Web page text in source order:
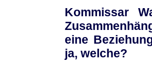
Kommissar
eine
ja, welche?